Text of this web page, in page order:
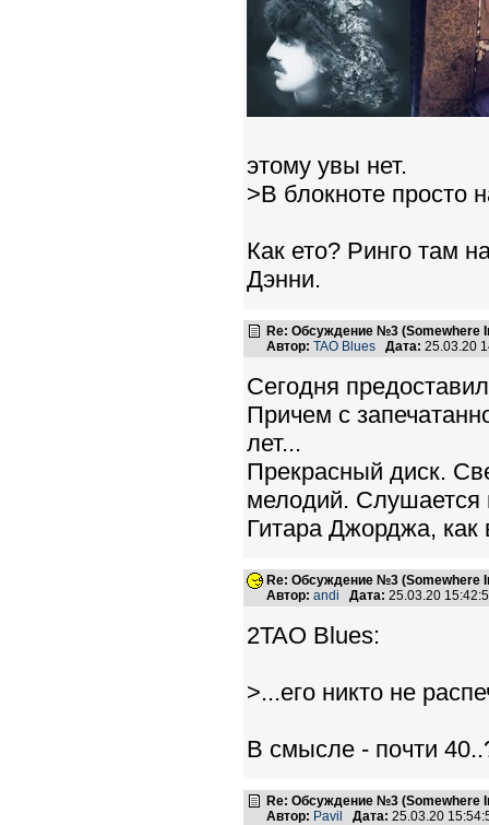
этому увы нет.
>В блокноте просто
Как ето? Ринго там
Дэнни.
Re: Обсуждение №3 (Somewhere
Автор: TAO Blues Дата: 25.03.20
Сегодня
Причем с
лет...
Прекрасный диск.
мелодий.
Гитара Джорджа, как
Re: Обсуждение №3 (Somewhere
Автор: andi Дата: 25.03.20
2TAO Blues:
>...его никто не
В смысле - почти
Re: Обсуждение №3 (Somewhere
Автор: Pavil Дата: 25.03.20